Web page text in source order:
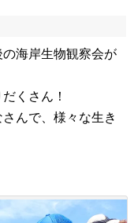
の海岸生物観察会が
くさん！
んで、 様々な生き